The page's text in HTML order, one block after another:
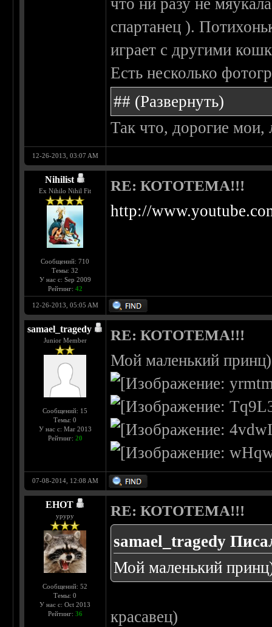
что ни разу не
спартанец ).
играет с другими
Есть несколько
## (Развернуть)
Так что, дорогие
12-26-2013, 03:07 AM
Nihilist
Ex Nihilo Nihil Fit
Сообщений: 710
Темы: 32
У нас с: Sep 2009
Рейтинг: 42
RE: КОТОТЕМА!!!
http://
12-26-2013, 05:05 AM
samael_tragedy
Junior Member
Сообщений: 15
Темы: 0
У нас с: Mar 2013
Рейтинг: 20
RE: КОТОТЕМА!!!
Мой маленький принц)
07-08-2014, 12:08 AM
EHOT
уруру
Сообщений: 52
Темы: 0
У нас с: Oct 2013
Рейтинг: 36
RE: КОТОТЕМА!!!
samael_tragedy
Мой маленький
красавец)